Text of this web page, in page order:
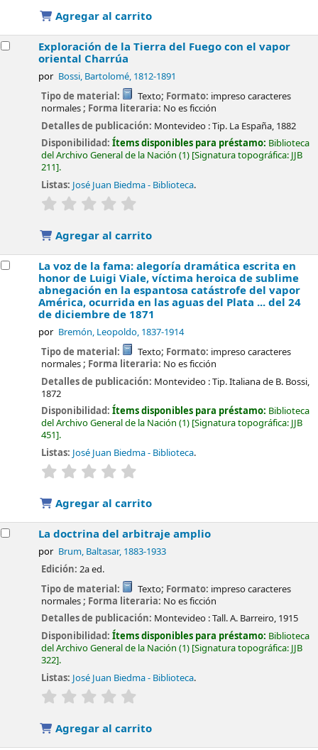
Agregar al carrito
Exploración de la Tierra del Fuego con el vapor
oriental Charrúa
por Bossi, Bartolomé, 1812-1891
Tipo de material: Texto; Formato: impreso caracteres
normales; Forma literaria: No es ficción
Detalles de publicación: Montevideo :Tip. La España, 1882
Disponibilidad:Ítems disponibles para préstamo: Biblioteca
del Archivo General de la Nación (1) Signatura topográfica: JJB
211 .
Listas: José Juan Biedma - Biblioteca.
valoración
Agregar al carrito
La voz de la fama: alegoría dramática escrita en
honor de Luigi Viale, víctima heroica de sublime
abnegación en la espantosa catástrofe del vapor
América, ocurrida en las aguas del Plata ... del 24
de diciembre de 1871
por Bremón, Leopoldo, 1837-1914
Tipo de material: Texto; Formato: impreso caracteres
normales; Forma literaria: No es ficción
Detalles de publicación: Montevideo :Tip. Italiana de B. Bossi,
1872
Disponibilidad:Ítems disponibles para préstamo: Biblioteca
del Archivo General de la Nación (1) Signatura topográfica: JJB
451 .
Listas: José Juan Biedma - Biblioteca.
valoración
Agregar al carrito
La doctrina del arbitraje amplio
por Brum, Baltasar, 1883-1933
Edición:2a ed.
Tipo de material:
Texto; Formato: impreso caracteres
normales; Forma literaria: No es ficción
Detalles de publicación: Montevideo :Tall. A. Barreiro, 1915
Disponibilidad:Ítems disponibles para préstamo: Biblioteca
del Archivo General de la Nación (1) Signatura topográfica: JJB
322 .
Listas: José Juan Biedma - Biblioteca.
valoración
Agregar al carrito